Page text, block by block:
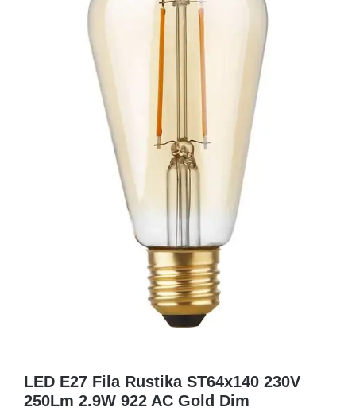
LED E27 Fila Rustika ST64x140 230V
250Lm 2.9W 922 AC Gold Dim